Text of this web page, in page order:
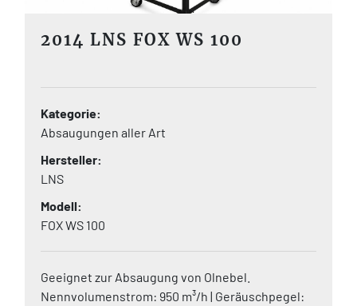
2014 LNS FOX WS 100
Kategorie
Absaugungen aller Art
Hersteller
LNS
Modell
FOX WS 100
Geeignet zur Absaugung von Olnebel.
Nennvolumenstrom: 950 m³/h | Geräuschpegel: